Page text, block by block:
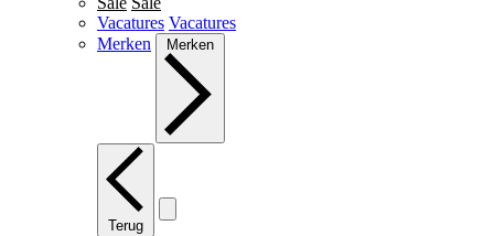
Vacatures Vacatures
Merken
Merken
Terug